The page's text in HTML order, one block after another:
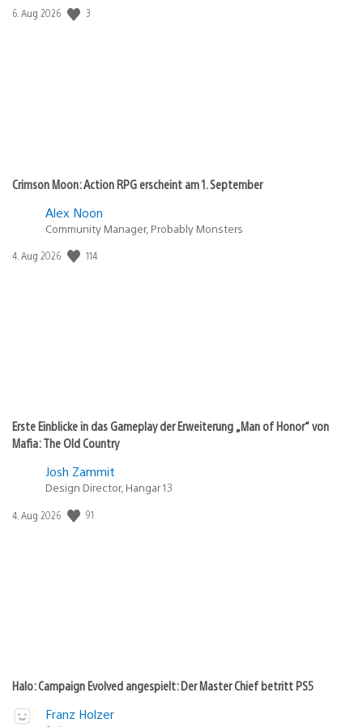
Veröffentlichungsdatum:
6. Aug 2026 3
Crimson Moon: Action RPG erscheint am 1. September
Alex Noon
Community Manager, Probably Monsters
Veröffentlichungsdatum:
4. Aug 2026 114
Erste Einblicke in das Gameplay der Erweiterung „Man of Honor“ von
Mafia: The Old Country
Josh Zammit
Design Director, Hangar 13
Veröffentlichungsdatum:
4. Aug 2026 91
Halo: Campaign Evolved angespielt: Der Master Chief betritt PS5
Franz Holzer